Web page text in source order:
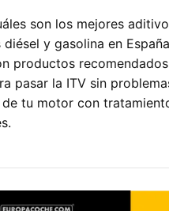
son los mejores
y gasolina en
productos
pasar la ITV sin
tu motor con